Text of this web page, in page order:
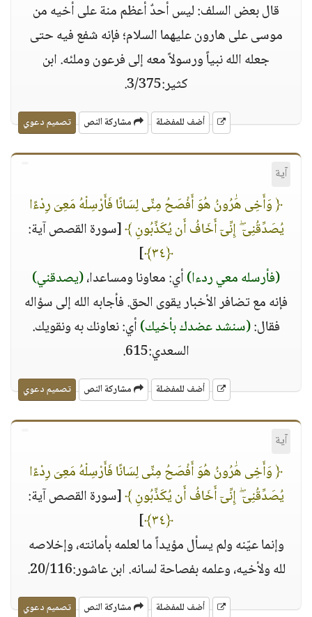
قال بعض السلف: ليس أحدٌ أعظم منة على أخيه من
موسى على هارون عليهما السلام؛ فإنه شفع فيه حتى
جعله الله نبياً ورسولاً معه إلى فرعون وملئه. ابن
كثير:3/375.
أضف للمفضلة مشاركة النص تصميم دعوي
آية
﴿ وَأَخِى هَٰرُونُ هُوَ أَفْصَحُ مِنِّى لِسَانًا فَأَرْسِلْهُ مَعِىَ رِدْءًا
يُصَدِّقُنِىٓ ۖ إِنِّىٓ أَخَافُ أَن يُكَذِّبُونِ ﴾[سورة القصص آية:
﴿٣٤﴾
]
(فأرسله معي ردءا)أي: معاونا ومساعدا،(يصدقني)
فإنه مع تضافر الأخبار يقوى الحق. فأجابه الله إلى سؤاله
فقال:(سنشد عضدك بأخيك)أي: نعاونك به ونقويك.
السعدي:615.
أضف للمفضلة مشاركة النص تصميم دعوي
آية
﴿ وَأَخِى هَٰرُونُ هُوَ أَفْصَحُ مِنِّى لِسَانًا فَأَرْسِلْهُ مَعِىَ رِدْءًا
يُصَدِّقُنِىٓ ۖ إِنِّىٓ أَخَافُ أَن يُكَذِّبُونِ ﴾[سورة القصص آية:
﴿٣٤﴾
]
وإنما عيّنه ولم يسأل مؤيداً ما لعلمه بأمانته، وإخلاصه
لله ولأخيه، وعلمه بفصاحة لسانه. ابن عاشور:20/116.
أضف للمفضلة مشاركة النص تصميم دعوي